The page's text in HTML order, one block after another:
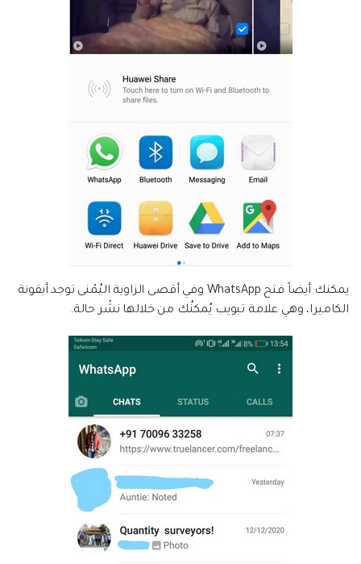
يمكنك أيضاً فتح WhatsApp وفي أقصى الزاوية اليُمْنى توجد أيقونة
الكاميرا، وهي علامة تبويب يُمكنُك من خلالها نشْر حالة.